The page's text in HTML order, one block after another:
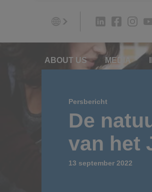
ABOUT US MEDIA
Persbericht
De
van het
13 september 2022